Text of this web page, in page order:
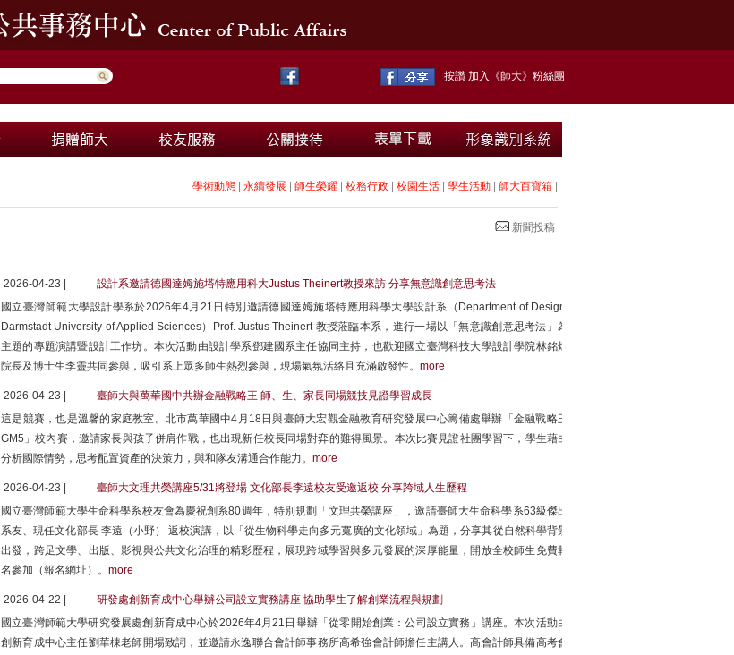
按讚 加入《師大》粉絲團
學術動態 永續發展 師生榮耀 校務行政 校園生活 學生活動 師大百寶箱
新聞投稿
2026-04-23 |
設計系邀請德國達姆施塔特應用科大Justus Theinert教授來訪 分享無意識創意思考法
國立臺灣師範大學設計學系於2026年4月21日特別邀請德國達姆施塔特應用科學大學設計系（Department of Design,
Darmstadt University of Applied Sciences）Prof. Justus Theinert 教授蒞臨本系，進行一場以「無意識創意思考法」為
主題的專題演講暨設計工作坊。本次活動由設計學系鄧建國系主任協同主持，也歡迎國立臺灣科技大學設計學院林銘煌
院長及博士生李靈共同參與，吸引系上眾多師生熱烈參與，現場氣氛活絡且充滿啟發性。 more
2026-04-23 |
臺師大與萬華國中共辦金融戰略王 師、生、家長同場競技見證學習成長
這是競賽，也是溫馨的家庭教室。北市萬華國中4月18日與臺師大宏觀金融教育研究發展中心籌備處舉辦「金融戰略王
GM5」校內賽，邀請家長與孩子併肩作戰，也出現新任校長同場對弈的難得風景。本次比賽見證社團學習下，學生藉由
分析國際情勢，思考配置資產的決策力，與和隊友溝通合作能力。 more
2026-04-23 |
臺師大文理共榮講座5/31將登場 文化部長李遠校友受邀返校 分享跨域人生歷程
國立臺灣師範大學生命科學系校友會為慶祝創系80週年，特別規劃「文理共榮講座」，邀請臺師大生命科學系63級傑出
系友、現任文化部長 李遠（小野） 返校演講，以「從生物科學走向多元寬廣的文化領域」為題，分享其從自然科學背景
出發，跨足文學、出版、影視與公共文化治理的精彩歷程，展現跨域學習與多元發展的深厚能量，開放全校師生免費報
名參加（報名網址）。 more
2026-04-22 |
研發處創新育成中心舉辦公司設立實務講座 協助學生了解創業流程與規劃
國立臺灣師範大學研究發展處創新育成中心於2026年4月21日舉辦「從零開始創業：公司設立實務」講座。本次活動由
創新育成中心主任劉華棟老師開場致詞，並邀請永逸聯合會計師事務所高希強會計師擔任主講人。高會計師具備高考會